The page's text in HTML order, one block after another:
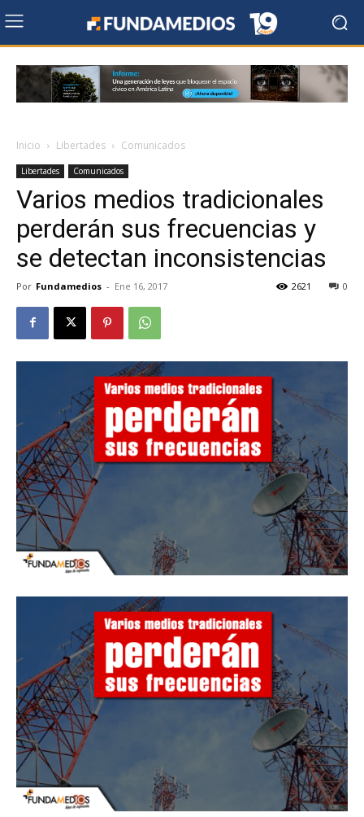
Inicio Libertades Comunicados
Libertades Comunicados
Varios medios tradicionales
perderán sus frecuencias y
se detectan inconsistencias
Por Fundamedios - Ene 16, 2017 0
2621